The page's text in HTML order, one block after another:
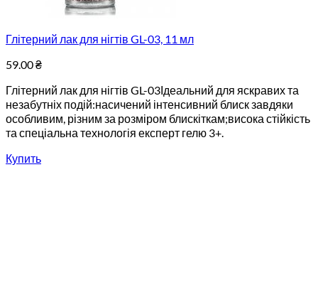
Глітерний лак для нігтів GL-03, 11 мл
59.00₴
Глітерний лак для нігтів GL-03Ідеальний для яскравих та
незабутніх подій:насичений інтенсивний блиск завдяки
особливим, різним за розміром блискіткам;висока стійкість
та спеціальна технологія експерт гелю 3+.
Купить